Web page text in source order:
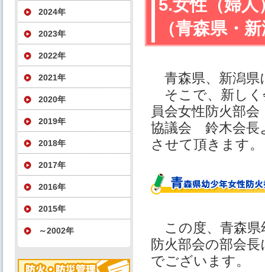
2024年
2023年
2022年
2021年
2020年
2019年
2018年
2017年
2016年
2015年
～2002年
5.女性（婦
（青森県・
青森県、新潟県
そこで、新しく
員会女性防火部
協議会 鈴木会長
させて頂きます。
この度、青森県
防火部会の部会
でございます。